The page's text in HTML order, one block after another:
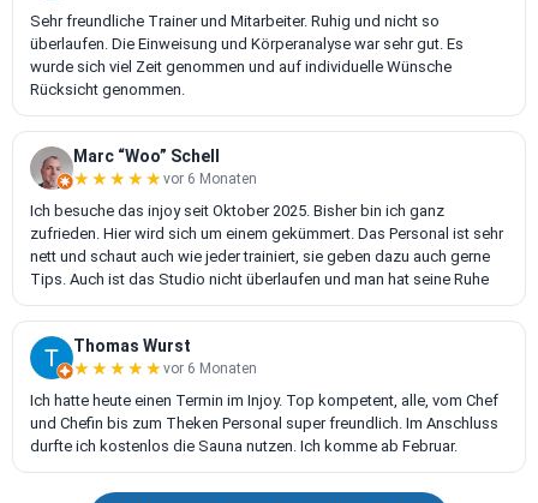
Sehr freundliche Trainer und Mitarbeiter. Ruhig und nicht so
überlaufen. Die Einweisung und Körperanalyse war sehr gut. Es
wurde sich viel Zeit genommen und auf individuelle Wünsche
Rücksicht genommen.
Marc “Woo” Schell
★★★★★
★★★★★ vor 6 Monaten
Ich besuche das injoy seit Oktober 2025. Bisher bin ich ganz
zufrieden. Hier wird sich um einem gekümmert. Das Personal ist sehr
nett und schaut auch wie jeder trainiert, sie geben dazu auch gerne
Tips. Auch ist das Studio nicht überlaufen und man hat seine Ruhe
Thomas Wurst
★★★★★
★★★★★ vor 6 Monaten
Ich hatte heute einen Termin im Injoy. Top kompetent, alle, vom Chef
und Chefin bis zum Theken Personal super freundlich. Im Anschluss
durfte ich kostenlos die Sauna nutzen. Ich komme ab Februar.